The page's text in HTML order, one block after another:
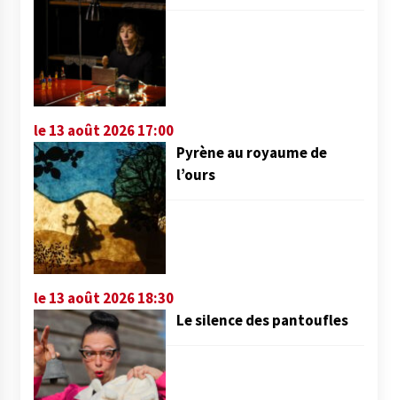
le 13 août 2026 17:00
Pyrène au royaume de
l’ours
le 13 août 2026 18:30
Le silence des pantoufles